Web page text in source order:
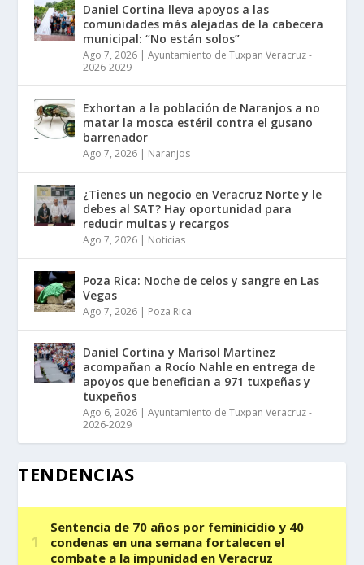
Daniel Cortina lleva apoyos a las
comunidades más alejadas de la cabecera
municipal: “No están solos”
Ago 7, 2026 |Ayuntamiento de Tuxpan Veracruz -
2026-2029
Exhortan a la población de Naranjos a no
matar la mosca estéril contra el gusano
barrenador
Ago 7, 2026 | Naranjos
¿Tienes un negocio en Veracruz Norte y le
debes al SAT? Hay oportunidad para
reducir multas y recargos
Ago 7, 2026 | Noticias
Poza Rica: Noche de celos y sangre en Las
Vegas
Ago 7, 2026 | Poza Rica
Daniel Cortina y Marisol Martínez
acompañan a Rocío Nahle en entrega de
apoyos que benefician a 971 tuxpeñas y
tuxpeños
Ago 6, 2026 |Ayuntamiento de Tuxpan Veracruz -
2026-2029
TENDENCIAS